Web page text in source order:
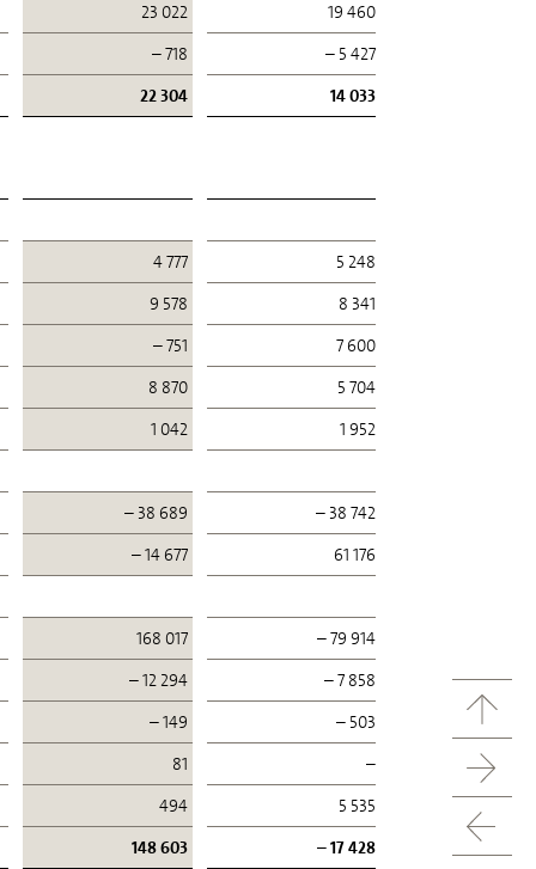
23 022
19 460
– 718
– 5 427
22 304
14 033
4 777
5 248
9 578
8 341
– 751
7 600
8 870
5 704
1 042
1 952
– 38 689
– 38 742
– 14 677
61 176
168 017
– 79 914
– 12 294
– 7 858
– 149
– 503
81
–
494
5 535
148 603
– 17 428